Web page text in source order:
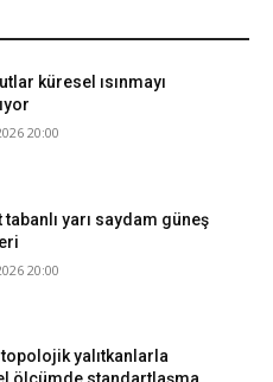
küresel ısınmayı
20:00
yarı saydam güneş
20:00
topolojik yalıtkanlarla